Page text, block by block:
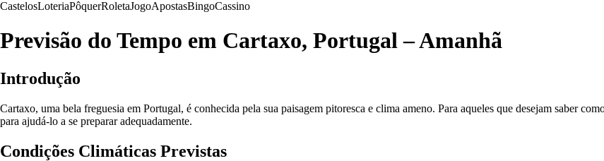
CastelosLoteriaPôquerRoletaJogoApostasBingoCassino
Previsão do Tempo em Cartaxo, Portugal – Amanhã
Introdução
Cartaxo, uma bela freguesia em Portugal, é conhecida pela sua paisagem pitoresca e clima ameno. Para aqueles que desejam saber
para ajudá-lo a se preparar adequadamente.
Condições Climáticas Previstas